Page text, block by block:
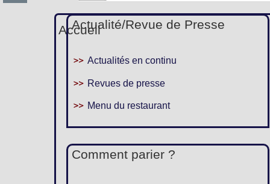
Accueil
Actualité/Revue de Presse
Actualités en continu
Revues de presse
Menu du restaurant
Comment parier ?